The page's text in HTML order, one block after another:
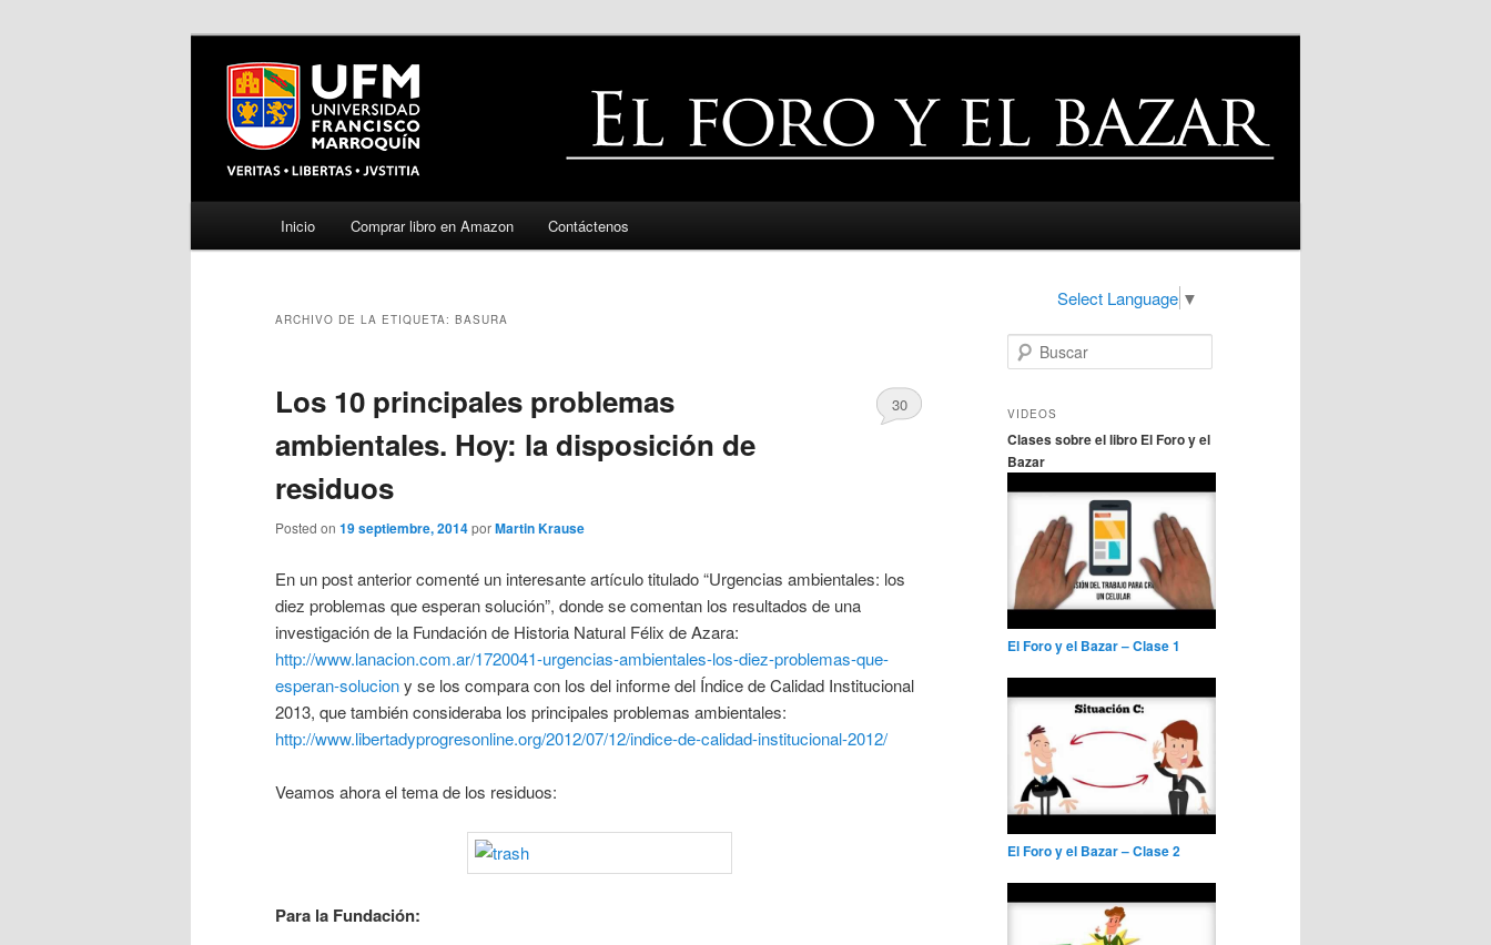
Ir
principal
Ir
secundario
Inicio Comprar libro en Amazon Contáctenos
Select Language ▼
ARCHIVO DE LA ETIQUETA: BASURA
Los 10 principales problemas
ambientales. Hoy: la disposición de
residuos
Posted on 19 septiembre, 2014porMartin Krause
30
En un post anterior comenté un interesante artículo titulado “Urgencias ambientales: los
diez problemas que esperan solución”, donde se comentan los resultados de una
investigación de la Fundación de Historia Natural Félix de Azara:
http://www.lanacion.com.ar/1720041-urgencias-ambientales-los-diez-problemas-que-
esperan-soluciony se los compara con los del informe del Índice de Calidad Institucional
2013, que también consideraba los principales problemas ambientales:
http://www.libertadyprogresonline.org/2012/07/12/indice-de-calidad-institucional-2012/
Veamos ahora el tema de los residuos:
Para la Fundación:
u
c
r
VIDEOS
Clases sobre el libro El Foro y el
Bazar
El Foro y el Bazar – Clase 1
El Foro y el Bazar – Clase 2